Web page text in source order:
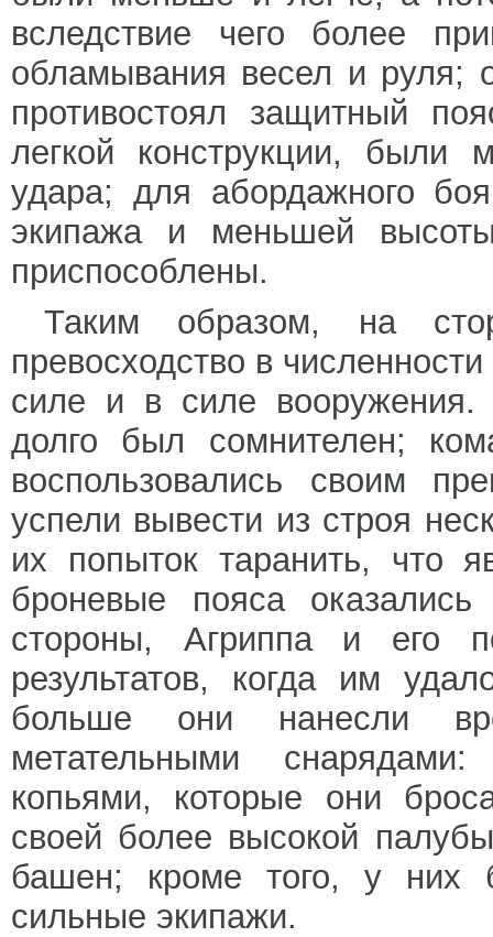
вследствие чего более
обламывания весел и руля;
противостоял защитный
легкой конструкции, были
удара; для абордажного
экипажа и меньшей
приспособлены.
Таким образом, на
превосходство в
силе и в силе вооружения.
долго был сомнителен;
воспользовались своим
успели вывести из строя
их попыток таранить, что
броневые пояса
стороны, Агриппа и его
результатов, когда им
больше они нанесли
метательными
копьями, которые они
своей более высокой
башен; кроме того, у них
сильные экипажи.